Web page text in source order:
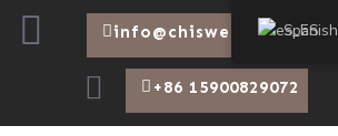
info@chiswear.com
+86 15900829072
Spanish